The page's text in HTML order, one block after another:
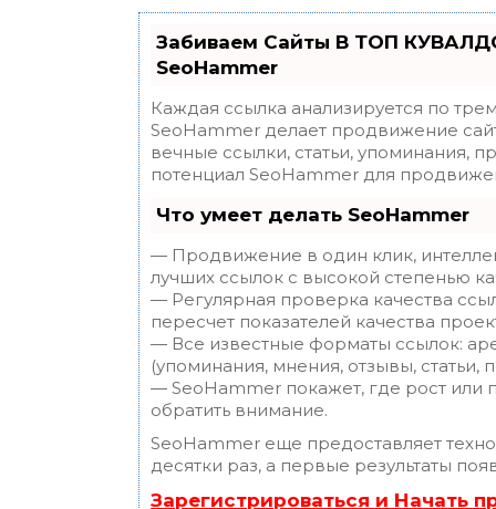
Забиваем Сайты В ТОП
SeoHammer
Каждая ссылка анализируется по
SeoHammer делает продвижение
вечные ссылки, статьи, упоминания,
потенциал SeoHammer для
Что умеет делать SeoHammer
— Продвижение в один клик,
лучших ссылок с высокой степенью
— Регулярная проверка качества
пересчет показателей качества
— Все известные форматы ссылок:
(упоминания, мнения, отзывы, статьи,
— SeoHammer покажет, где рост или
обратить внимание.
SeoHammer еще предоставляет
десятки раз, а первые результаты
Зарегистрироваться и Начать